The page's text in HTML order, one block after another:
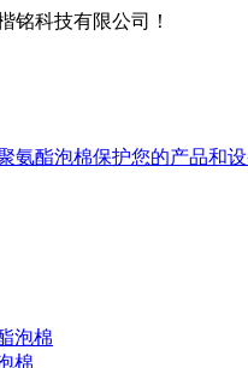
铭科技有限公司！
泡棉
棉